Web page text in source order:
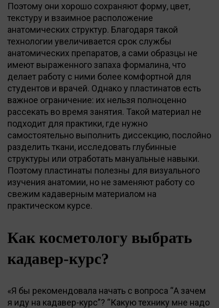
Поэтому они хорошо сохраняют форму, цвет,
текстуру и взаимное расположение
анатомических структур. Благодаря такой
технологии увеличивается срок службы
анатомических препаратов, а сами образцы не
имеют выраженного запаха формалина, что
делает работу с ними более комфортной для
студентов и врачей. Однако у пластинатов есть
важное ограничение: их нельзя полноценно
рассекать во время занятия. Такой материал не
подходит для практики, где нужно
самостоятельно выполнить диссекцию, послойно
разделить ткани, исследовать глубинные
структуры или отработать мануальные навыки.
Поэтому пластинаты полезны для визуального
изучения анатомии, но не заменяют работу со
свежим кадаверным материалом на
практическом курсе.
Как косметологу выбрать
кадавер-курс?
«Я бы рекомендовала начать с вопроса “А зачем
я иду на кадавер-курс”? “Какую технику мне надо